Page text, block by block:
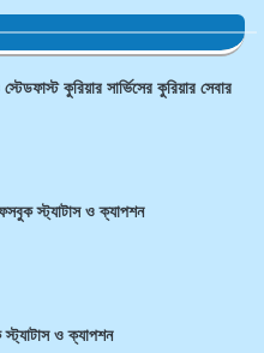
কুরিয়ার সার্ভিসের কুরিয়ার সেবার
স্ট্যাটাস ও ক্যাপশন
ও ক্যাপশন